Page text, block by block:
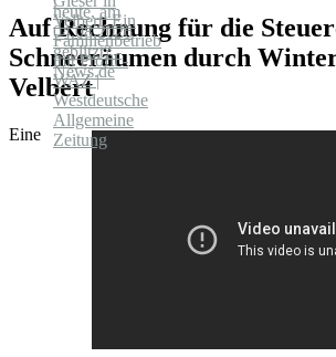
Auf Rechnung für die
Schneeräumen durch
Velbert
Eine